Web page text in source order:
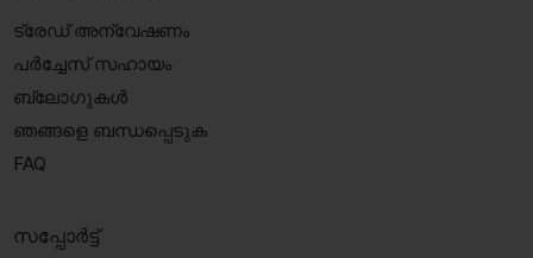
ട്രേഡ് അന്വേഷണം
പർച്ചേസ് സഹായം
ബ്ലോഗുകൾ
ഞങ്ങളെ ബന്ധപ്പെടുക
FAQ
സപ്പോർട്ട്